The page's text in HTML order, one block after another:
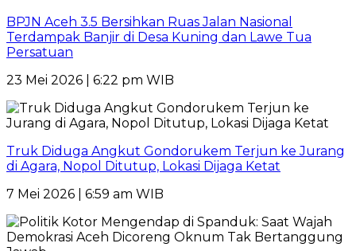
BPJN Aceh 3.5 Bersihkan Ruas Jalan Nasional
Terdampak Banjir di Desa Kuning dan Lawe Tua
Persatuan
23 Mei 2026 | 6:22 pm WIB
Truk Diduga Angkut Gondorukem Terjun ke Jurang
di Agara, Nopol Ditutup, Lokasi Dijaga Ketat
7 Mei 2026 | 6:59 am WIB